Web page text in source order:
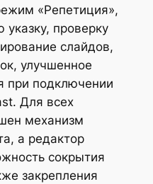
«Репетиция»,
указку, проверку
слайдов,
улучшенное
при подключении
Для всех
механизм
а редактор
сокрытия
закрепления